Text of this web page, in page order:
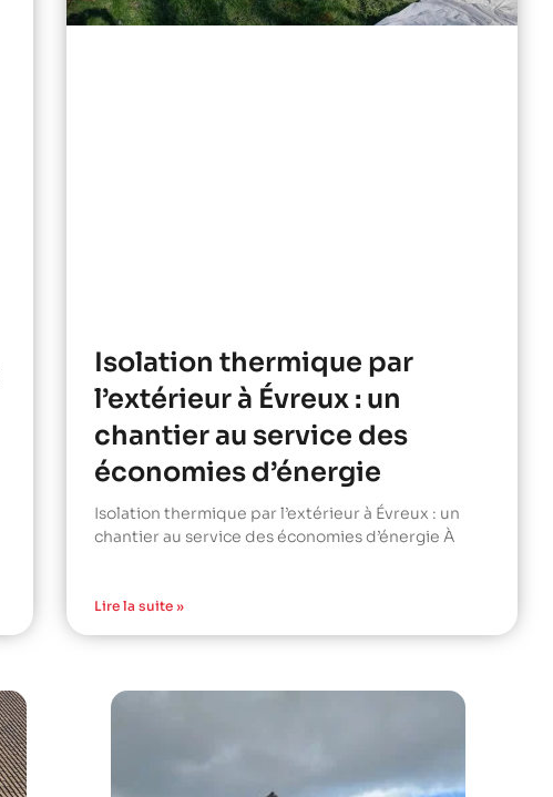
Isolation thermique par
l’extérieur à Évreux : un
chantier au service des
économies d’énergie
Isolation thermique par l’extérieur à Évreux : un
chantier au service des économies d’énergie À
Lire la suite »